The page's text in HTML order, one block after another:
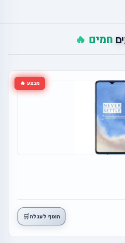
חמים 🔥
מבצע 🔥
הוסף לעגלה🛒